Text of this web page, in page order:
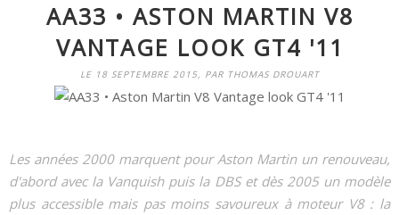
AA33 • ASTON MARTIN V8
VANTAGE LOOK GT4 '11
LE 18 SEPTEMBRE 2015, PAR THOMAS DROUART
Les années 2000 marquent pour Aston Martin un renouveau,
d'abord avec la Vanquish puis la DBS et dès 2005 un modèle
plus accessible mais pas moins savoureux à moteur V8 : la